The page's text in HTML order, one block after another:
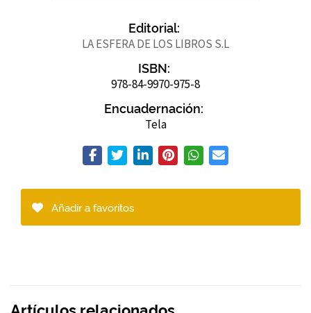
Editorial:
LA ESFERA DE LOS LIBROS S.L
ISBN:
978-84-9970-975-8
Encuadernación:
Tela
Añadir a favoritos
Artículos relacionados